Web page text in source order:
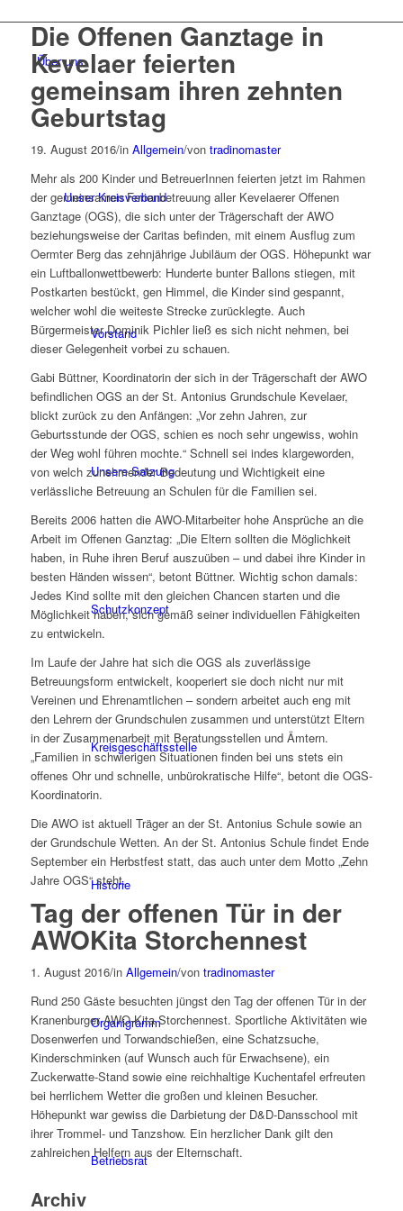
Über uns
Unser Kreisverband
Vorstand
Unsere Satzung
Schutzkonzept
Kreisgeschäftsstelle
Historie
Organigramm
Betriebsrat
Die Offenen Ganztage in
Kevelaer feierten
gemeinsam ihren zehnten
Geburtstag
19. August 2016/in Allgemein/von tradinomaster
Mehr als 200 Kinder und BetreuerInnen feierten jetzt im Rahmen
der gemeinsamen Ferienbetreuung aller Kevelaerer Offenen
Ganztage (OGS), die sich unter der Trägerschaft der AWO
beziehungsweise der Caritas befinden, mit einem Ausflug zum
Oermter Berg das zehnjährige Jubiläum der OGS. Höhepunkt war
ein Luftballonwettbewerb: Hunderte bunter Ballons stiegen, mit
Postkarten bestückt, gen Himmel, die Kinder sind gespannt,
welcher wohl die weiteste Strecke zurücklegte. Auch
Bürgermeister Dominik Pichler ließ es sich nicht nehmen, bei
dieser Gelegenheit vorbei zu schauen.
Gabi Büttner, Koordinatorin der sich in der Trägerschaft der AWO
befindlichen OGS an der St. Antonius Grundschule Kevelaer,
blickt zurück zu den Anfängen: „Vor zehn Jahren, zur
Geburtsstunde der OGS, schien es noch sehr ungewiss, wohin
der Weg wohl führen mochte.“ Schnell sei indes klargeworden,
von welch zunehmender Bedeutung und Wichtigkeit eine
verlässliche Betreuung an Schulen für die Familien sei.
Bereits 2006 hatten die AWO-Mitarbeiter hohe Ansprüche an die
Arbeit im Offenen Ganztag: „Die Eltern sollten die Möglichkeit
haben, in Ruhe ihren Beruf auszuüben – und dabei ihre Kinder in
besten Händen wissen“, betont Büttner. Wichtig schon damals:
Jedes Kind sollte mit den gleichen Chancen starten und die
Möglichkeit haben, sich gemäß seiner individuellen Fähigkeiten
zu entwickeln.
Im Laufe der Jahre hat sich die OGS als zuverlässige
Betreuungsform entwickelt, kooperiert sie doch nicht nur mit
Vereinen und Ehrenamtlichen – sondern arbeitet auch eng mit
den Lehrern der Grundschulen zusammen und unterstützt Eltern
in der Zusammenarbeit mit Beratungsstellen und Ämtern.
„Familien in schwierigen Situationen finden bei uns stets ein
offenes Ohr und schnelle, unbürokratische Hilfe“, betont die OGS-
Koordinatorin.
Die AWO ist aktuell Träger an der St. Antonius Schule sowie an
der Grundschule Wetten. An der St. Antonius Schule findet Ende
September ein Herbstfest statt, das auch unter dem Motto „Zehn
Jahre OGS“ steht.
Tag der offenen Tür in der
AWOKita Storchennest
1. August 2016/in Allgemein/von tradinomaster
Rund 250 Gäste besuchten jüngst den Tag der offenen Tür in der
Kranenburger AWO-Kita Storchennest. Sportliche Aktivitäten wie
Dosenwerfen und Torwandschießen, eine Schatzsuche,
Kinderschminken (auf Wunsch auch für Erwachsene), ein
Zuckerwatte-Stand sowie eine reichhaltige Kuchentafel erfreuten
bei herrlichem Wetter die großen und kleinen Besucher.
Höhepunkt war gewiss die Darbietung der D&D-Dansschool mit
ihrer Trommel- und Tanzshow. Ein herzlicher Dank gilt den
zahlreichen Helfern aus der Elternschaft.
Archiv